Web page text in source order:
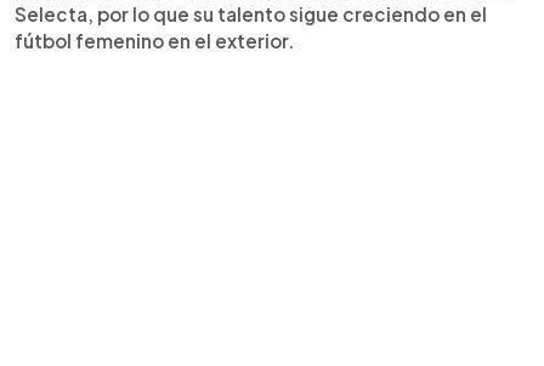
Selecta, por lo que su talento sigue creciendo en el
fútbol femenino en el exterior.